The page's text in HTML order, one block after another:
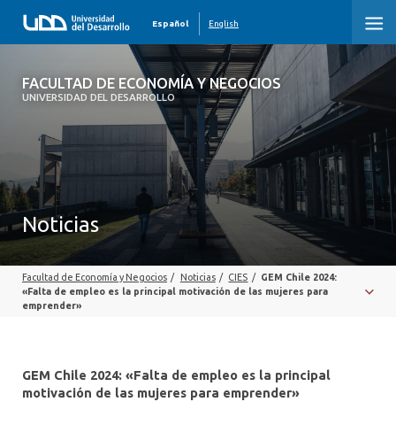
FACULTAD DE ECONOMÍA Y NEGOCIOS
UNIVERSIDAD DEL DESARROLLO
Español English
FACULTAD DE ECONOMÍA Y NEGOCIOS
QUIÉNES SOMOS
PREGRADO
POSTGRADO
EDUCACIÓN EJECUTIVA
PROFESORES
Noticias
Facultad de Economía y Negocios / Noticias / CIES /
GEM Chile 2024:
«Falta de empleo es la principal motivación de las mujeres para
emprender»
GEM Chile 2024: «Falta de empleo es la principal
motivación de las mujeres para emprender»